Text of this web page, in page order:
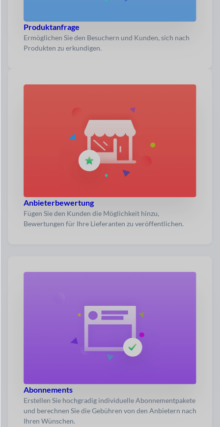
Produktanfrage
Ermöglichen Sie den Besuchern und Kunden, sich nach
Produkten zu erkundigen.
Anbieterbewertung
Fügen Sie den Kunden die Möglichkeit hinzu,
Bewertungen für Ihre Lieferanten zu veröffentlichen.
Abonnements
Erstellen Sie hochgradig individuelle Abonnementpakete
und berechnen Sie die Gebühren von den Anbietern nach
Ihren Wünschen.